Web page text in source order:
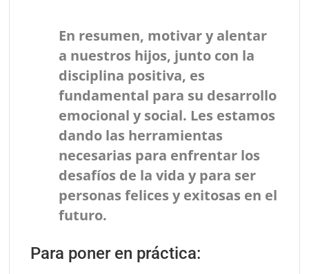
En resumen, motivar y alentar
a nuestros hijos, junto con la
disciplina positiva, es
fundamental para su desarrollo
emocional y social. Les estamos
dando las herramientas
necesarias para enfrentar los
desafíos de la vida y para ser
personas felices y exitosas en el
futuro.
Para poner en práctica: